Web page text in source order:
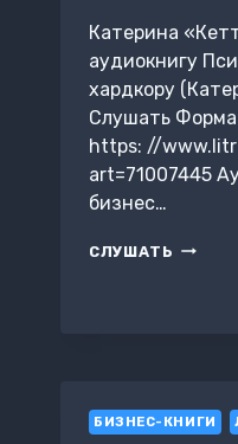
Катерина
аудиокнигу
хардкору
Слушать
https: //
art=71007445
бизнес…
СЛУШАТЬ
БИЗНЕС-КНИГИ